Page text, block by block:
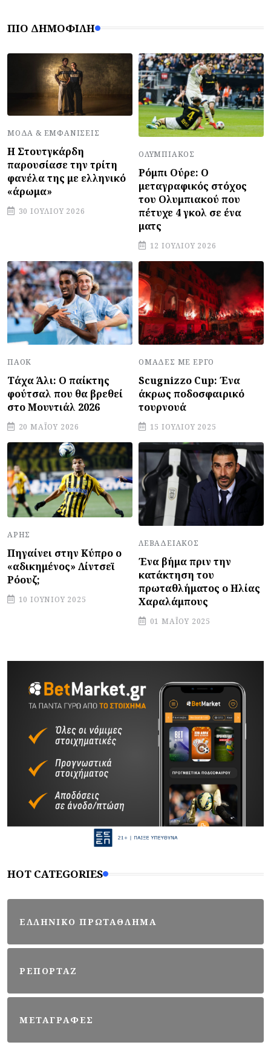
ΠΙΟ ΔΗΜΟΦΙΛΉ
ΜΌΔΑ & ΕΜΦΑΝΊΣΕΙΣ
Η Στουτγκάρδη
παρουσίασε την τρίτη
φανέλα της με ελληνικό
«άρωμα»
30 ΙΟΥΛΊΟΥ 2026
ΟΛΥΜΠΙΑΚΌΣ
Ρόμπι Ούρε: Ο
μεταγραφικός στόχος
του Ολυμπιακού που
πέτυχε 4 γκολ σε ένα
ματς
12 ΙΟΥΛΊΟΥ 2026
ΠΑΟΚ
Τάχα Άλι: Ο παίκτης
φούτσαλ που θα βρεθεί
στο Μουντιάλ 2026
20 ΜΑΪ́ΟΥ 2026
ΟΜΆΔΕΣ ΜΕ ΈΡΓΟ
Scugnizzo Cup: Ένα
άκρως ποδοσφαιρικό
τουρνουά
15 ΙΟΥΛΊΟΥ 2025
ΆΡΗΣ
Πηγαίνει στην Κύπρο ο
«αδικημένος» Λίντσεϊ
Ρόουζ;
10 ΙΟΥΝΊΟΥ 2025
ΛΕΒΑΔΕΙΑΚΌΣ
Ένα βήμα πριν την
κατάκτηση του
πρωταθλήματος ο Ηλίας
Χαραλάμπους
01 ΜΑΪ́ΟΥ 2025
HOT CATEGORIES
ΕΛΛΗΝΙΚΟ ΠΡΩΤΑΘΛΗΜΑ
ΡΕΠΟΡΤΑΖ
ΜΕΤΑΓΡΑΦΕΣ